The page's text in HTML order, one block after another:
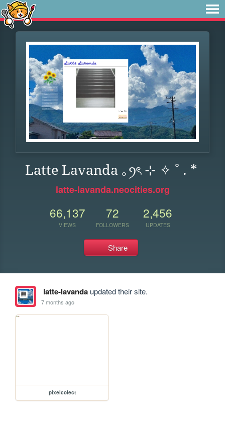
Latte Lavanda ｡ꪆৎ ⊹ ✧ ˚ . *
latte-lavanda.neocities.org
66,137
VIEWS
72
FOLLOWERS
2,456
UPDATES
Share
latte-lavandaupdated their site.
7 months ago
pixelcolect